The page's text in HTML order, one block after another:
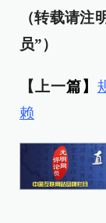
（转载请注
员”）
【上一篇】
赖